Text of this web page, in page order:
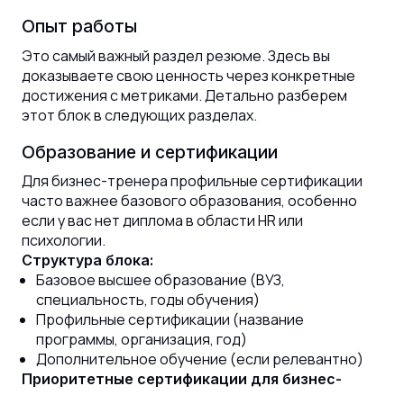
Опыт работы
Это самый важный раздел резюме. Здесь вы
доказываете свою ценность через конкретные
достижения с метриками. Детально разберем
этот блок в следующих разделах.
Образование и сертификации
Для бизнес-тренера профильные сертификации
часто важнее базового образования, особенно
если у вас нет диплома в области HR или
психологии.
Структура блока:
Базовое высшее образование (ВУЗ,
специальность, годы обучения)
Профильные сертификации (название
программы, организация, год)
Дополнительное обучение (если релевантно)
Приоритетные сертификации для бизнес-